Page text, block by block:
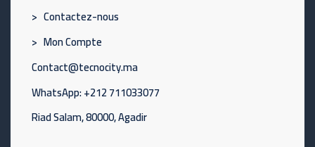
> Contactez-nous
> Mon Compte
Contact@tecnocity.ma
WhatsApp: +212 711033077
Riad Salam, 80000, Agadir